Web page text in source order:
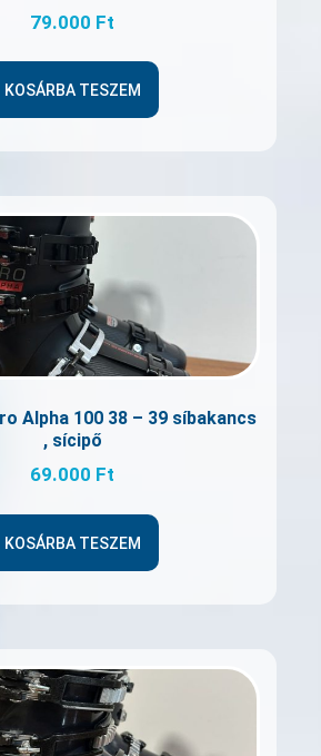
79.000 Ft
KOSÁRBA TESZEM
Alpha 100 38 – 39 síbakancs
, sícipő
69.000 Ft
KOSÁRBA TESZEM